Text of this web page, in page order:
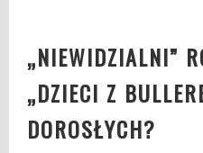
„NIEWIDZIALNI”
„DZIECI Z
DOROSŁYCH?